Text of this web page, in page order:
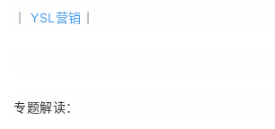
YSL营销
专题解读：